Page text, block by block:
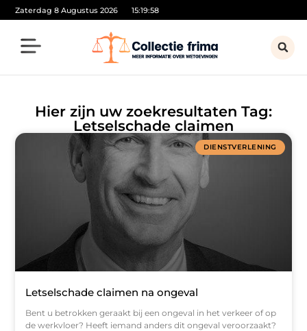
Zaterdag 8 Augustus 2026 15:19:58
Hier zijn uw zoekresultaten Tag:
Letselschade claimen
DIENSTVERLENING
Letselschade claimen na ongeval
Bent u betrokken geraakt bij een ongeval in het verkeer of op
de werkvloer? Heeft iemand anders dit ongeval veroorzaakt?